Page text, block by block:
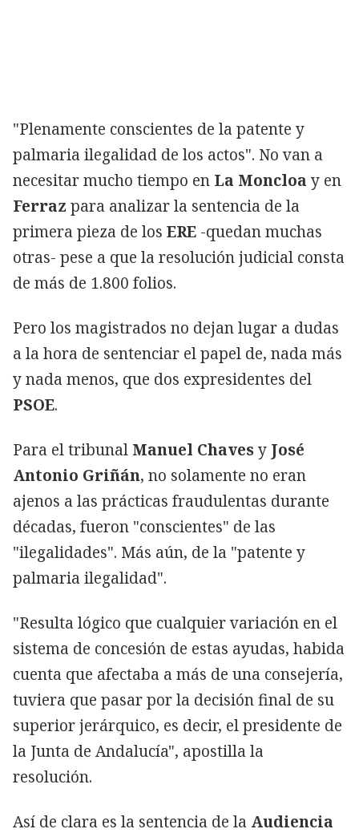
"Plenamente conscientes de la patente y
palmaria ilegalidad de los actos". No van a
necesitar mucho tiempo en La Moncloa y en
Ferraz para analizar la sentencia de la
primera pieza de los ERE -quedan muchas
otras- pese a que la resolución judicial consta
de más de 1.800 folios.
Pero los magistrados no dejan lugar a dudas
a la hora de sentenciar el papel de, nada más
y nada menos, que dos expresidentes del
PSOE.
Para el tribunal Manuel Chavesy José
Antonio Griñán, no solamente no eran
ajenos a las prácticas fraudulentas durante
décadas, fueron "conscientes" de las
"ilegalidades". Más aún, de la "patente y
palmaria ilegalidad".
"Resulta lógico que cualquier variación en el
sistema de concesión de estas ayudas, habida
cuenta que afectaba a más de una consejería,
tuviera que pasar por la decisión final de su
superior jerárquico, es decir, el presidente de
la Junta de Andalucía", apostilla la
resolución.
Así de clara es la sentencia de la Audiencia